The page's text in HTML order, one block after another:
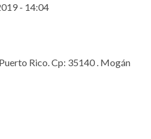
- 14:04
Rico. Cp: 35140 . Mogán